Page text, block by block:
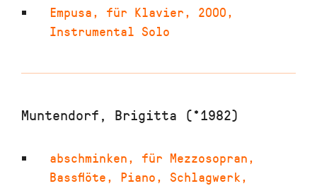
Empusa, für Klavier, 2000,
Instrumental Solo
Muntendorf, Brigitta (*1982)
abschminken, für Mezzosopran,
Bassflöte, Piano, Schlagwerk,